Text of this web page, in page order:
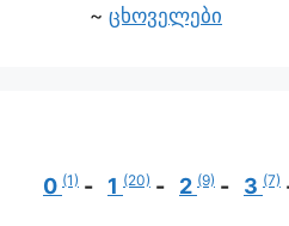
ცხოველები
0 (1) 1 (20) 2 (9) 3 (7)